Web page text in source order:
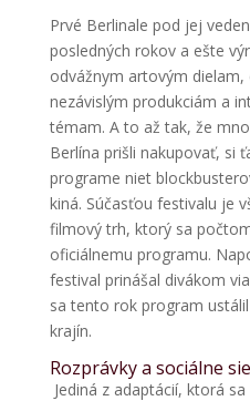
Prvé Berlinale pod jej
posledných rokov a ešte
odvážnym artovým
nezávislým produkciám a
témam. A to až tak, že
Berlína prišli nakupovať, si
programe niet
kiná. Súčasťou festivalu je
filmový trh, ktorý sa
oficiálnemu programu.
festival prinášal divákom
sa tento rok program
krajín.
Rozprávky a sociálne
Jediná z adaptácií, ktorá